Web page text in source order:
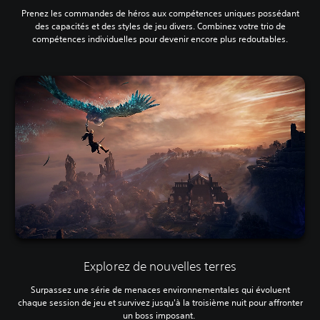
Prenez les commandes de héros aux compétences uniques possédant
des capacités et des styles de jeu divers. Combinez votre trio de
compétences individuelles pour devenir encore plus redoutables.
Explorez de nouvelles terres
Surpassez une série de menaces environnementales qui évoluent
chaque session de jeu et survivez jusqu'à la troisième nuit pour affronter
un boss imposant.‎